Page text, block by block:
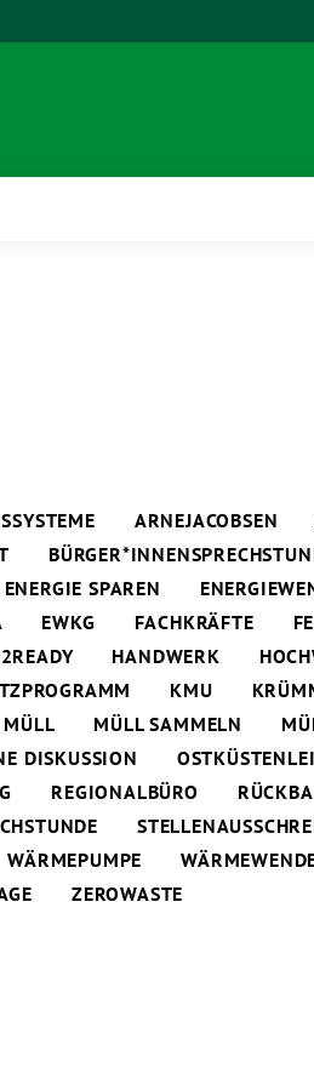
ARNEJACOBSEN
ENERGIE SPAREN
EWKG FACHKRÄFTE
HANDWERK
KMU
MÜLL MÜLL SAMMELN
DISKUSSION
REGIONALBÜRO
WÄRMEPUMPE
ZEROWASTE